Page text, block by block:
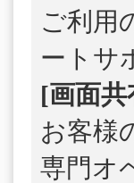
ご利用
ートサ
[画面共
お客様
専門オ